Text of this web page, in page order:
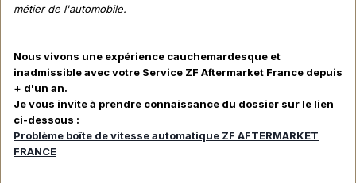
métier de l'automobile.
Nous vivons une expérience cauchemardesque et
inadmissible avec votre Service ZF Aftermarket France depuis
+ d'un an.
Je vous invite à prendre connaissance du dossier sur le lien
ci-dessous :
Problème boîte de vitesse automatique ZF AFTERMARKET
FRANCE